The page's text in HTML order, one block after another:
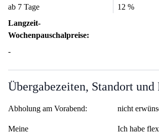
ab 7 Tage
12 %
Langzeit-
Wochenpauschalpreise:
-
Übergabezeiten, Standort und
Abholung am Vorabend: nicht
Meine
Ich habe